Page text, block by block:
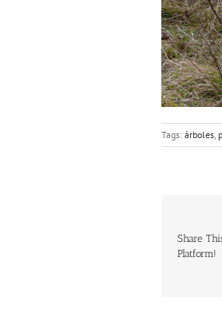
Tags: árboles
Share
Platform!